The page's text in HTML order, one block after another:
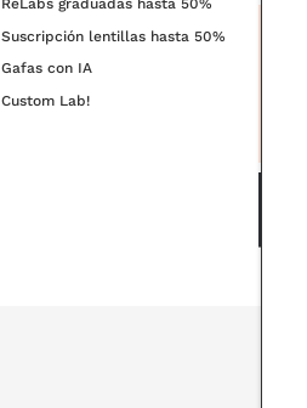
Suscripción lentillas hasta 50%
Gafas con IA
Custom Lab!